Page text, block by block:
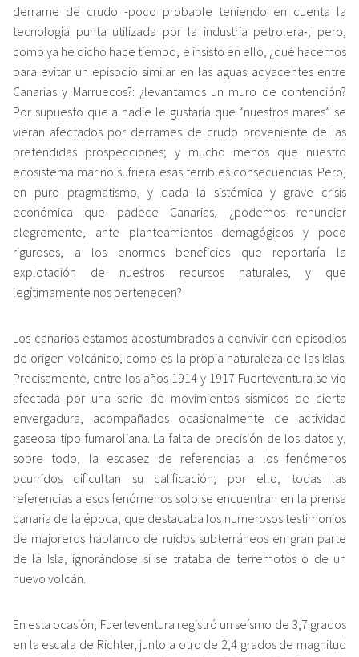
derrame de crudo -poco probable teniendo en cuenta la
tecnología punta utilizada por la industria petrolera-; pero,
como ya he dicho hace tiempo, e insisto en ello, ¿qué hacemos
para evitar un episodio similar en las aguas adyacentes entre
Canarias y Marruecos?: ¿levantamos un muro de contención?
Por supuesto que a nadie le gustaría que “nuestros mares” se
vieran afectados por derrames de crudo proveniente de las
pretendidas prospecciones; y mucho menos que nuestro
ecosistema marino sufriera esas terribles consecuencias. Pero,
en puro pragmatismo, y dada la sistémica y grave crisis
económica que padece Canarias, ¿podemos renunciar
alegremente, ante planteamientos demagógicos y poco
rigurosos, a los enormes beneficios que reportaría la
explotación de nuestros recursos naturales, y que
legítimamente nos pertenecen?
Los canarios estamos acostumbrados a convivir con episodios
de origen volcánico, como es la propia naturaleza de las Islas.
Precisamente, entre los años 1914 y 1917 Fuerteventura se vio
afectada por una serie de movimientos sísmicos de cierta
envergadura, acompañados ocasionalmente de actividad
gaseosa tipo fumaroliana. La falta de precisión de los datos y,
sobre todo, la escasez de referencias a los fenómenos
ocurridos dificultan su calificación; por ello, todas las
referencias a esos fenómenos solo se encuentran en la prensa
canaria de la época, que destacaba los numerosos testimonios
de majoreros hablando de ruidos subterráneos en gran parte
de la Isla, ignorándose si se trataba de terremotos o de un
nuevo volcán.
En esta ocasión, Fuerteventura registró un seísmo de 3,7 grados
en la escala de Richter, junto a otro de 2,4 grados de magnitud